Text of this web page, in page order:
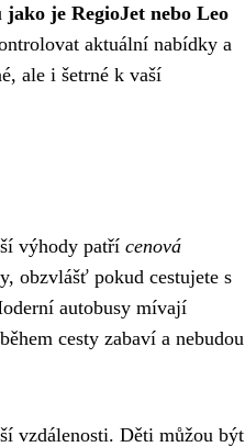
je RegioJet nebo Leo
aktuální nabídky a
ale i šetrné k vaší
výhody patří cenová
obzvlášť pokud cestujete s
autobusy mívají
cesty zabaví a nebudou
vzdálenosti. Děti můžou být